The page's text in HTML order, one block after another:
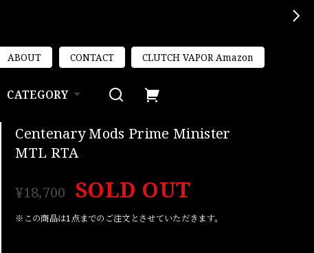
ABOUT CONTACT CLUTCH VAPOR Amazon
CATEGORY
Centenary Mods Prime Minister
MTL RTA
¥18,700 SOLD OUT
※この商品は1点までのご注文とさせていただきます。